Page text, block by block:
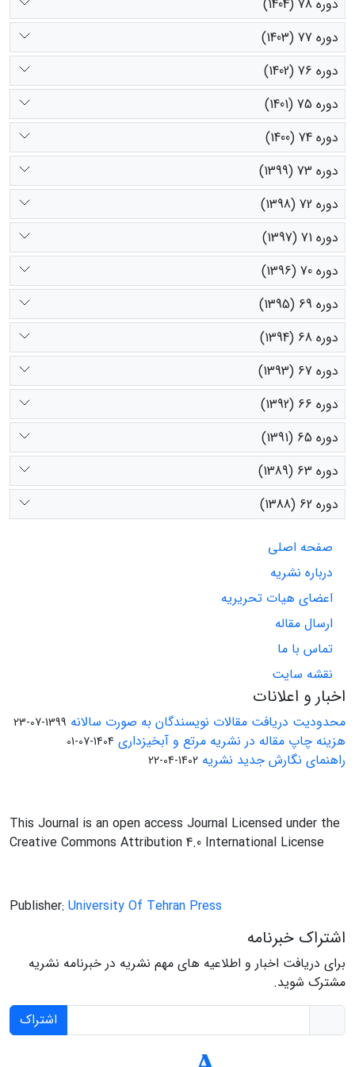
دوره 78 (1404)
دوره 77 (1403)
دوره 76 (1402)
دوره 75 (1401)
دوره 74 (1400)
دوره 73 (1399)
دوره 72 (1398)
دوره 71 (1397)
دوره 70 (1396)
دوره 69 (1395)
دوره 68 (1394)
دوره 67 (1393)
دوره 66 (1392)
دوره 65 (1391)
دوره 63 (1389)
دوره 62 (1388)
صفحه اصلی
درباره نشریه
اعضای هیات تحریریه
ارسال مقاله
تماس با ما
نقشه سایت
اخبار و اعلانات
محدودیت دریافت مقالات نویسندگان به صورت سالانه 1399-07-23
هزینه چاپ مقاله در نشریه مرتع و آبخیزداری 1404-07-01
راهنمای نگارش جدید نشریه 1402-04-22
This Journal is an open access Journal Licensed under the
Creative Commons Attribution 4.0 International License
Publisher: University Of Tehran Press
اشتراک خبرنامه
برای دریافت اخبار و اطلاعیه های مهم نشریه در خبرنامه نشریه
مشترک شوید.
اشتراک